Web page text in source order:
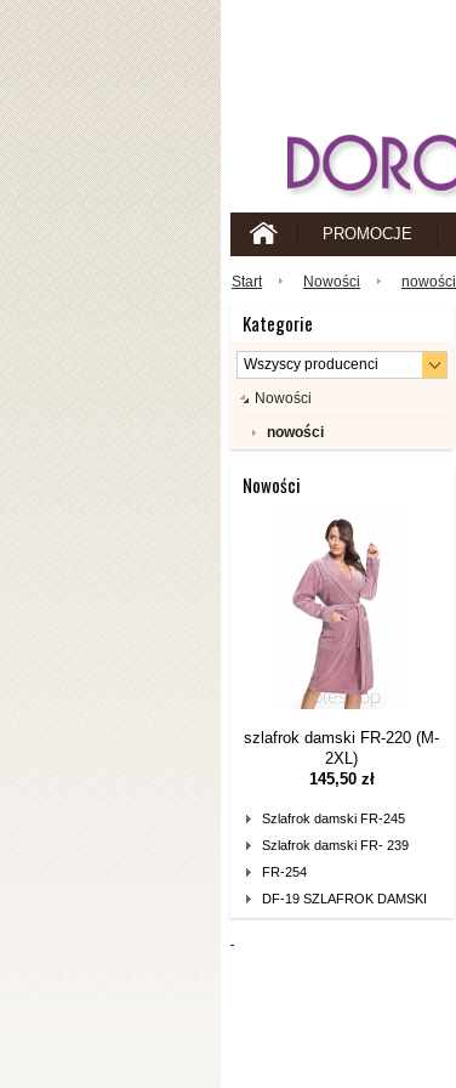
PROMOCJE
Start Nowości nowości
Kategorie
Nowości
nowości
Nowości
szlafrok damski FR-220 (M-
2XL)
145,50 zł
Szlafrok damski FR-245
Szlafrok damski FR- 239
FR-254
DF-19 SZLAFROK DAMSKI